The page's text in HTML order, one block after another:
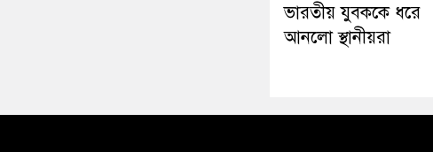
ভারতীয় যুবককে ধরে
আনলো স্থানীয়রা